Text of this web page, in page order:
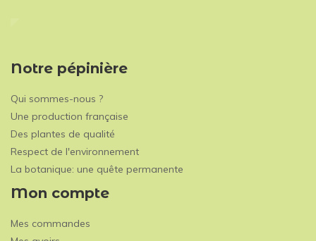
Notre pépinière
Qui sommes-nous ?
Une production française
Des plantes de qualité
Respect de l'environnement
La botanique: une quête permanente
Mon compte
Mes commandes